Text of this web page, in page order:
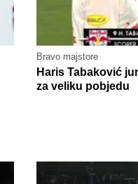
Bravo majstore
Haris Tabaković
za veliku pobjedu